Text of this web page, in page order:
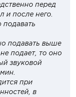
перед
и после него.
подавать выше
подает, то оно
звуковой
при
в